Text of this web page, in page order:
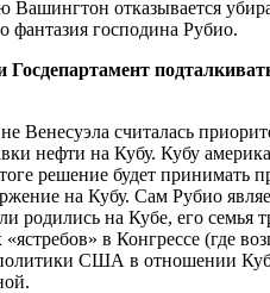
Вашингтон отказывается
фантазия господина Рубио.
Венесуэла считалась
нефти на Кубу. Кубу
решение будет принимать
на Кубу. Сам Рубио
родились на Кубе, его семья
в Конгрессе (где
политики США в отношении